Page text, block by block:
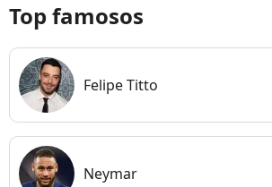
Top famosos
Felipe Titto
Neymar